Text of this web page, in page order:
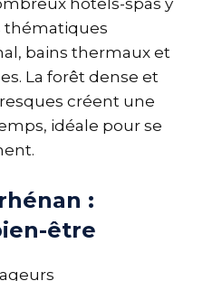
thématiques
bains thermaux et
La forêt dense et
créent une
idéale pour se
:
être